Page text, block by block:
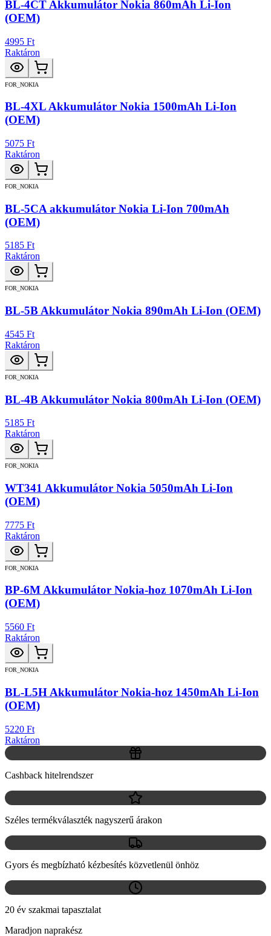
BL-4CT Akkumulátor Nokia 860mAh Li-Ion
(OEM)
4995 Ft
Raktáron
FOR_NOKIA
BL-4XL Akkumulátor Nokia 1500mAh Li-Ion
(OEM)
5075 Ft
Raktáron
FOR_NOKIA
BL-5CA akkumulátor Nokia Li-Ion 700mAh
(OEM)
5185 Ft
Raktáron
FOR_NOKIA
BL-5B Akkumulátor Nokia 890mAh Li-Ion (OEM)
4545 Ft
Raktáron
FOR_NOKIA
BL-4B Akkumulátor Nokia 800mAh Li-Ion (OEM)
5185 Ft
Raktáron
FOR_NOKIA
WT341 Akkumulátor Nokia 5050mAh Li-Ion
(OEM)
7775 Ft
Raktáron
FOR_NOKIA
BP-6M Akkumulátor Nokia-hoz 1070mAh Li-Ion
(OEM)
5560 Ft
Raktáron
FOR_NOKIA
BL-L5H Akkumulátor Nokia-hoz 1450mAh Li-Ion
(OEM)
5220 Ft
Raktáron
Cashback hitelrendszer
Széles termékválaszték nagyszerű árakon
Gyors és megbízható kézbesítés közvetlenül önhöz
20 év szakmai tapasztalat
Maradjon naprakész